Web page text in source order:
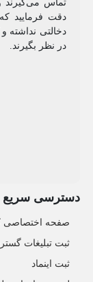
تماس می‌گیرند
دقت فرمایید
دخالتی نداشته
در نظر بگیرند.
دسترسی سریع
صفحه اختصاصی
ثبت تبلیغات
ثبت اینماد